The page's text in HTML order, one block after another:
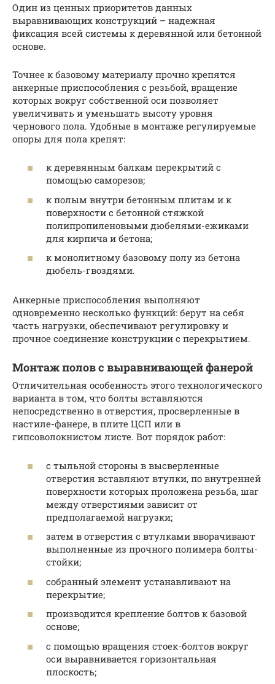
Один из ценных приоритетов данных
выравнивающих конструкций – надежная
фиксация всей системы к деревянной или бетонной
основе.
Точнее к базовому материалу прочно крепятся
анкерные приспособления с резьбой, вращение
которых вокруг собственной оси позволяет
увеличивать и уменьшать высоту уровня
чернового пола. Удобные в монтаже регулируемые
опоры для пола крепят:
к деревянным балкам перекрытий с
помощью саморезов;
к полым внутри бетонным плитам и к
поверхности с бетонной стяжкой
полипропиленовыми дюбелями-ежиками
для кирпича и бетона;
к монолитному базовому полу из бетона
дюбель-гвоздями.
Анкерные приспособления выполняют
одновременно несколько функций: берут на себя
часть нагрузки, обеспечивают регулировку и
прочное соединение конструкции с перекрытием.
Монтаж полов с выравнивающей фанерой
Отличительная особенность этого технологического
варианта в том, что болты вставляются
непосредственно в отверстия, просверленные в
настиле-фанере, в плите ЦСП или в
гипсоволокнистом листе. Вот порядок работ:
с тыльной стороны в высверленные
отверстия вставляют втулки, по внутренней
поверхности которых проложена резьба, шаг
между отверстиями зависит от
предполагаемой нагрузки;
затем в отверстия с втулками вворачивают
выполненные из прочного полимера болты-
стойки;
собранный элемент устанавливают на
перекрытие;
производится крепление болтов к базовой
основе;
с помощью вращения стоек-болтов вокруг
оси выравнивается горизонтальная
плоскость;